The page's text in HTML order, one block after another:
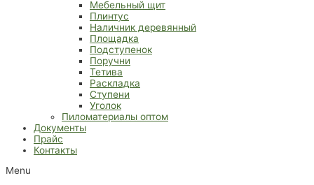
Мебельный щит
Плинтус
Наличник деревянный
Площадка
Подступенок
Поручни
Тетива
Раскладка
Ступени
Уголок
Пиломатериалы оптом
Документы
Прайс
Контакты
Menu